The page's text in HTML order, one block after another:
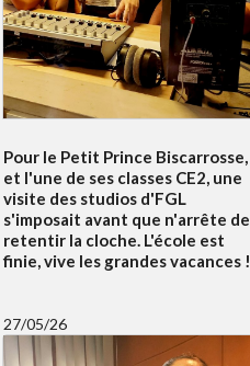
Pour le Petit Prince Biscarrosse,
et l'une de ses classes CE2, une
visite des studios d'FGL
s'imposait avant que n'arrête de
retentir la cloche. L'école est
finie, vive les grandes vacances !
27/05/26